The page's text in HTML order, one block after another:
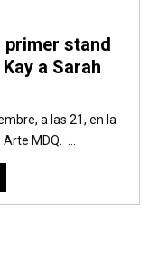
primer stand
a Sarah
a las 21, en la
MDQ. ...